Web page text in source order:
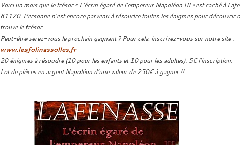
Voici un mois que le trésor « L’écrin égaré de l’empereur Napoléon III » est caché à
81120. Personne n’est encore parvenu à résoudre toutes les énigmes pour découvrir
trouve le trésor.
Peut-être serez-vous le prochain gagnant ? Pour cela, inscrivez-vous sur notre site :
www.lesfolinassolles.fr
20 énigmes à résoudre (10 pour les enfants et 10 pour les adultes). 5€ l’inscription.
Lot de pièces en argent Napoléon d’une valeur de 250€ à gagner !!